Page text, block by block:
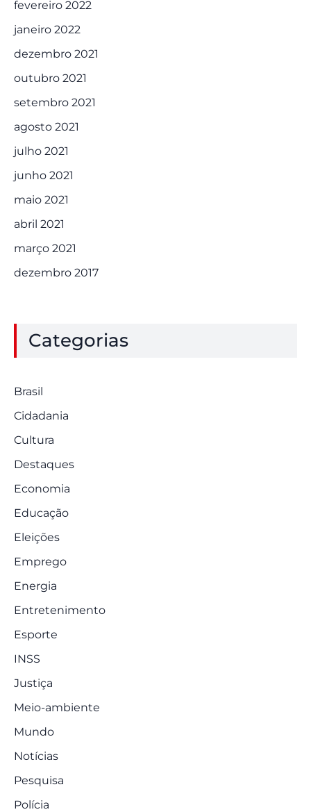
fevereiro 2022
janeiro 2022
dezembro 2021
outubro 2021
setembro 2021
agosto 2021
julho 2021
junho 2021
maio 2021
abril 2021
março 2021
dezembro 2017
Categorias
Brasil
Cidadania
Cultura
Destaques
Economia
Educação
Eleições
Emprego
Energia
Entretenimento
Esporte
INSS
Justiça
Meio-ambiente
Mundo
Notícias
Pesquisa
Polícia